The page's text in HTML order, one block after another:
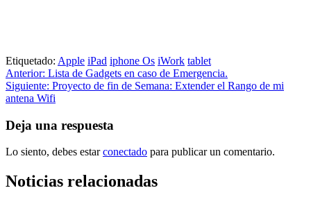
Etiquetado: Apple iPad iphone Os iWork tablet
Navegación
de
Anterior: Lista de Gadgets en caso de Emergencia.
Siguiente: Proyecto de fin de Semana: Extender el Rango de mi
antena Wifi
Deja una respuesta
Lo siento, debes estarconectado para publicar un comentario.
Noticias relacionadas